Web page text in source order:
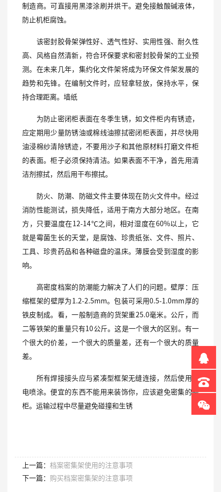
制造商。可直接用黑漆涂刷并烘干。避免接触酸碱液体，
防止机柜腐蚀。
该密封胶骨架弹性好、透气性好、实用性强、耐久性
高、风格自然清新，符合环保要求和密封胶骨架的工业预
测。在未来几年，集约化文件架将成为环保文件架发展的
趋势和先锋。在编制文件时，应轻拿轻放，保持水平，保
持合理距离。墙纸
为防止密闭柜表面在冬季生锈，如文件柜内有锈迹，
应定期用少量防锈油或棉线油擦拭密闭柜表面，并尽快用
油浸棉纱清除锈迹，不要用沙子和其他原材料打磨文件柜
的表面。柜子必须保持清洁。如果表面不干净，首先用清
洁剂擦拭，然后用干布擦拭。
防火、防潮、防磁文件主要体现在防火文件中。经过
消防性能测试，损失降低，适用于南方大部分地区。在南
方，只要温度在12-14℃之间，相对湿度在60%以上，它
就是霉菌生长的天堂，是腐蚀、珍贵纸张、文件、照片、
工具、珍贵药品和各种磁盘的温床。薄膜会受到湿度的影
响。
高密度档案的防潮能力解决了人们的问题。壁厚：压
缩框架的壁厚为1.2-2.5mm。包装可采用0.5-1.0mm厚的
铁皮制成。看，一般制造商的货架重25.0毫米。公斤，而
二等铁架的重量只有10公斤。这是一个很大的区别。有一
个很大的价差，一个很大的质量差，还有一个很大的质量
差。
所有焊接接头应与紧凑型框架无缝连接，然后使用静
电喷涂。便宜的东西不能用来装饰你，应该避免密集的橱
柜。运输过程中尽量避免碰撞和生锈
上一篇： 档案密集架使用的注意事项
下一篇： 购买档案密集架的注意事项